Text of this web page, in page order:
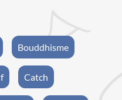
Bouddhisme
Catch